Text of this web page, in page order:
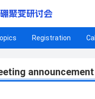
聚变研讨会
Registration